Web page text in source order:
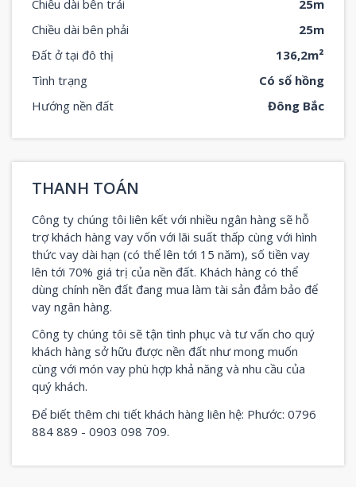
Chiều dài bên trái
25m
Chiều dài bên phải
25m
Đất ở tại đô thị
136,2m²
Tình trạng
Có sổ hồng
Hướng nền đất
Đông Bắc
THANH TOÁN
Công ty chúng tôi liên kết với nhiều ngân hàng sẽ hỗ
trợ khách hàng vay vốn với lãi suất thấp cùng với hình
thức vay dài hạn (có thể lên tới 15 năm), số tiền vay
lên tới 70% giá trị của nền đất. Khách hàng có thể
dùng chính nền đất đang mua làm tài sản đảm bảo để
vay ngân hàng.
Công ty chúng tôi sẽ tận tình phục và tư vấn cho quý
khách hàng sở hữu được nền đất như mong muốn
cùng với món vay phù hợp khả năng và nhu cầu của
quý khách.
Để biết thêm chi tiết khách hàng liên hệ: Phước: 0796
884 889 - 0903 098 709.